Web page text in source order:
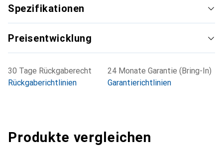
Spezifikationen
Preisentwicklung
30 Tage Rückgaberecht
Rückgaberichtlinien
24 Monate Garantie (Bring-In)
Garantierichtlinien
Produkte vergleichen